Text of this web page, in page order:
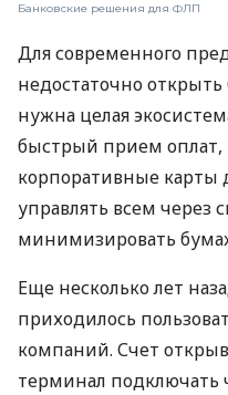
Банковские решения для ФЛП
Для современного
недостаточно
нужна целая
быстрый прием оплат,
корпоративные карты
управлять всем через
минимизировать
Еще несколько лет
приходилось
компаний. Счет
терминал подключать